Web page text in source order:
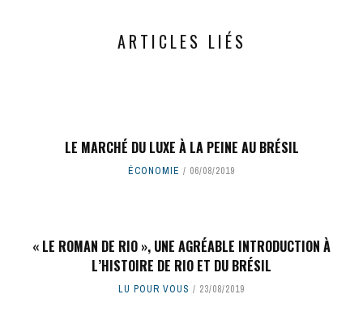
ARTICLES LIÉS
LE MARCHÉ DU LUXE À LA PEINE AU BRÉSIL
ÉCONOMIE 06/08/2019
« LE ROMAN DE RIO », UNE AGRÉABLE INTRODUCTION À
L’HISTOIRE DE RIO ET DU BRÉSIL
LU POUR VOUS 23/08/2019